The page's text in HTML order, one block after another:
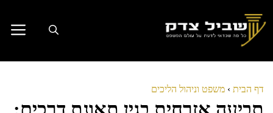
לתוכן
דף הבית › משפט וניהול הליכים